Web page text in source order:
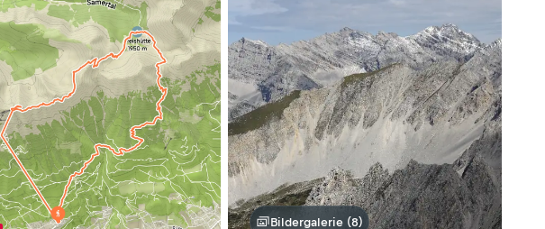
Bildergalerie (8)